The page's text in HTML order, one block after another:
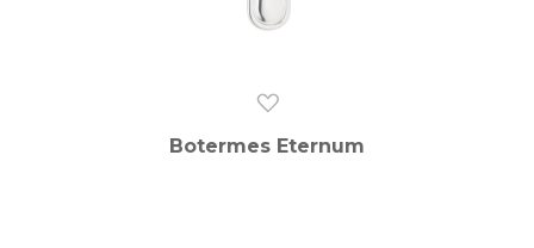
Botermes Eternum